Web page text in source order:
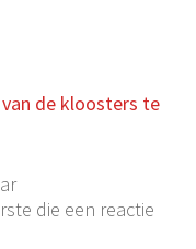
de kloosters te
die een reactie